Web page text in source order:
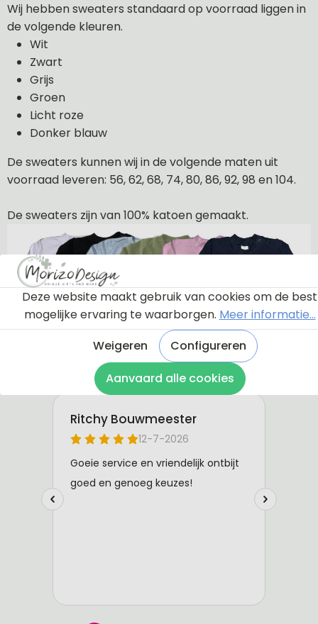
Wij hebben sweaters standaard op voorraad liggen in
de volgende kleuren.
Wit
Zwart
Grijs
Groen
Licht roze
Donker blauw
De sweaters kunnen wij in de volgende maten uit
voorraad leveren: 56, 62, 68, 74, 80, 86, 92, 98 en 104.
De sweaters zijn van 100% katoen gemaakt.
Deze website maakt gebruik van cookies om de best
mogelijke ervaring te waarborgen. Meer informatie...
Weigeren
Configureren
Aanvaard alle cookies